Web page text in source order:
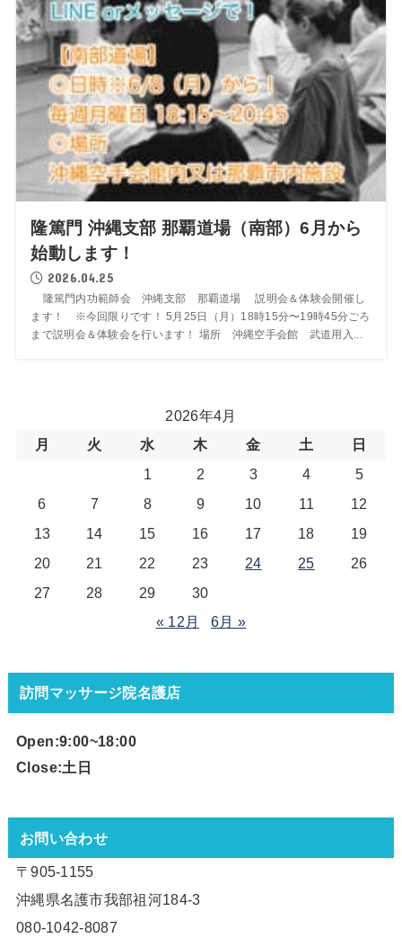
隆篤門 沖縄支部 那覇道場（南部）6月から
始動します！
2026.04.25
隆篤門内功範師会 沖縄支部 那覇道場 説明会＆体験会開催し
ます！ ※今回限りです！ 5月25日（月）18時15分〜19時45分ごろ
まで説明会＆体験会を行います！ 場所 沖縄空手会館 武道用入...
2026年4月
月
火 水 木 金 土
日
1
2 3 4
5
6
7 8 9 10 11
12
13
14 15 16 17 18
19
20
21 22 23 24 25
26
27
28 29
30
« 12月
6月 »
訪問マッサージ院名護店
Open:9:00~18:00
Close:土日
お問い合わせ
〒905-1155
沖縄県名護市我部祖河184-3
080-1042-8087